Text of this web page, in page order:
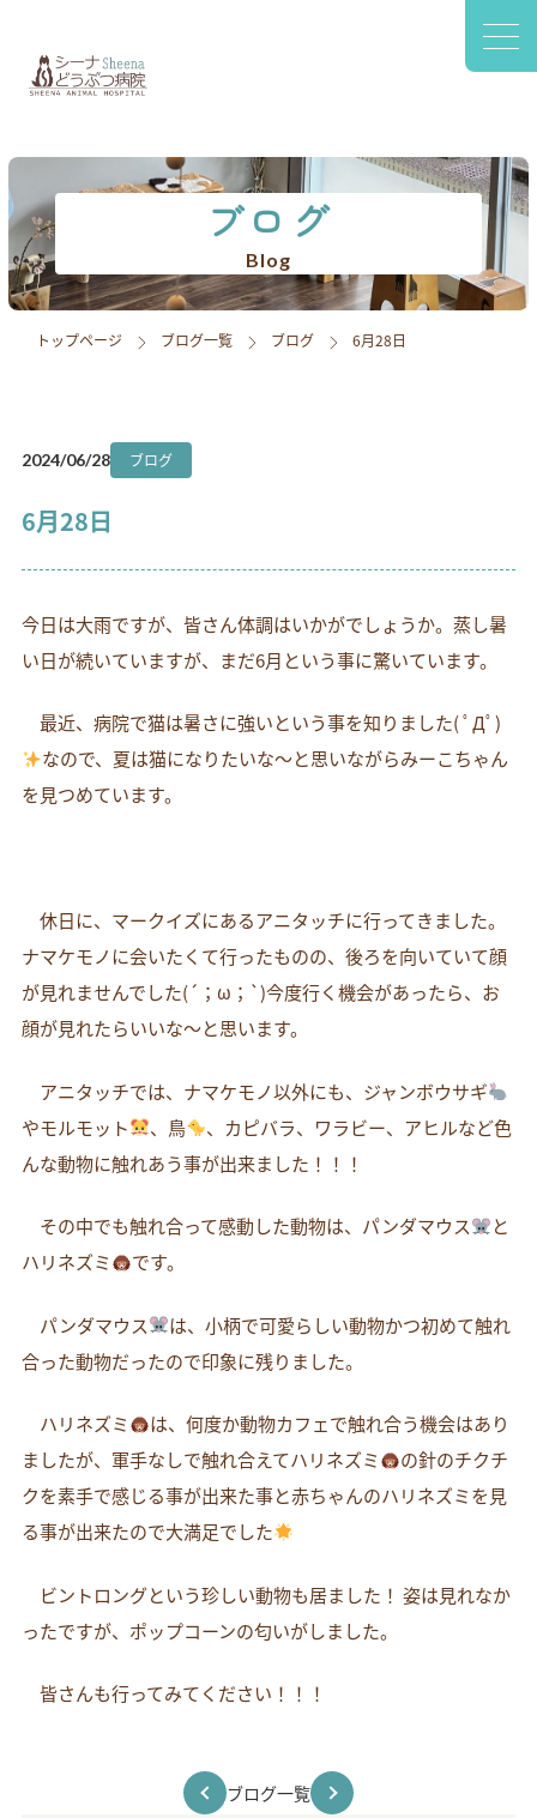
院内設備
スタッフ紹介
アクセス
ブログ
ブログ
Blog
トップページ ブログ一覧 ブログ 6月28日
2024/06/28 ブログ
6月28日
今日は大雨ですが、皆さん体調はいかがでしょうか。蒸し暑
い日が続いていますが、まだ6月という事に驚いています。
最近、病院で猫は暑さに強いという事を知りました( ﾟДﾟ)
なので、夏は猫になりたいな～と思いながらみーこちゃん
を見つめています。
休日に、マークイズにあるアニタッチに行ってきました。
ナマケモノに会いたくて行ったものの、後ろを向いていて顔
が見れませんでした(´；ω；`)今度行く機会があったら、お
顔が見れたらいいな～と思います。
アニタッチでは、ナマケモノ以外にも、ジャンボウサギ
やモルモット
、鳥
、カピバラ、ワラビー、アヒルなど色
んな動物に触れあう事が出来ました！！！
その中でも触れ合って感動した動物は、パンダマウス
と
ハリネズミ
です。
パンダマウス
は、小柄で可愛らしい動物かつ初めて触れ
合った動物だったので印象に残りました。
ハリネズミ
は、何度か動物カフェで触れ合う機会はあり
ましたが、軍手なしで触れ合えてハリネズミ
の針のチクチ
クを素手で感じる事が出来た事と赤ちゃんのハリネズミを見
る事が出来たので大満足でした
ビントロングという珍しい動物も居ました！ 姿は見れなか
ったですが、ポップコーンの匂いがしました。
皆さんも行ってみてください！！！
ブログ一覧